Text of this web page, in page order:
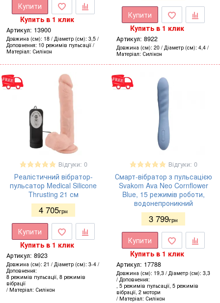
Купити
Купить в 1 клик
Артикул: 13900
Довжина (см) 18 Діаметр (см) 3,5
Доповнення 10 режимів пульсації
Матеріал Силікон
Купити
Купить в 1 клик
Артикул: 8922
Довжина (см) 20 Діаметр (см) 4,4
Матеріал Силікон
Відгуки: 0
Реалістичний вібратор-
пульсатор Medical Silicone
Thrusting 21 см
4 705грн
Купити
Купить в 1 клик
Артикул: 8923
Довжина (см) 21 Діаметр (см) 3-4
Доповнення
8 режимів пульсації, 8 режимів
вібрації
Матеріал Силікон
Відгуки: 0
Смарт-вібратор з пульсацією
Svakom Ava Neo Cornflower
Blue, 15 режимів роботи,
водонепроникний
3 799грн
Купити
Купить в 1 клик
Артикул: 17788
Довжина (см) 19,3 Діаметр (см) 3,3
Доповнення
, 5 режимів пульсації, 5 режимів
вібрації, 2 мотори
Матеріал Силікон